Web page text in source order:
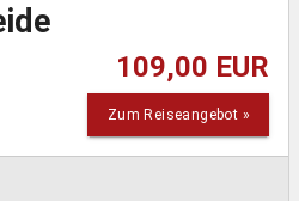
109,00 EUR
Zum Reiseangebot »